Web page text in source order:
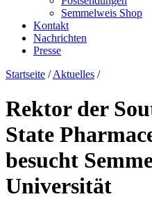
Semmelweis Shop
Kontakt
Nachrichten
Presse
Startseite / Aktuelles /
Rektor der
State
besucht
Universität